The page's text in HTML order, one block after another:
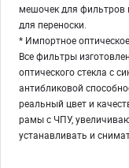
мешочек для фильтров
для переноски.
* Импортное
Все фильтры
оптического стекла с
антибликовой
реальный цвет и
рамы с ЧПУ,
устанавливать и